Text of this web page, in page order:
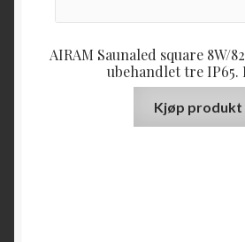
AIRAM Saunaled square 8W/
ubehandlet tre IP65.
Kjøp produkt